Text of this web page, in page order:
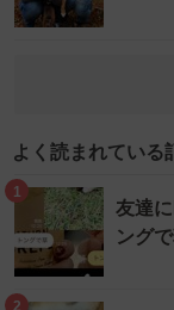
よく読まれている
1
友達
ング
2